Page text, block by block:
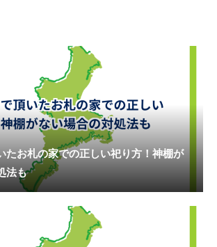
たお札の家での正しい祀り方！神棚が
法も